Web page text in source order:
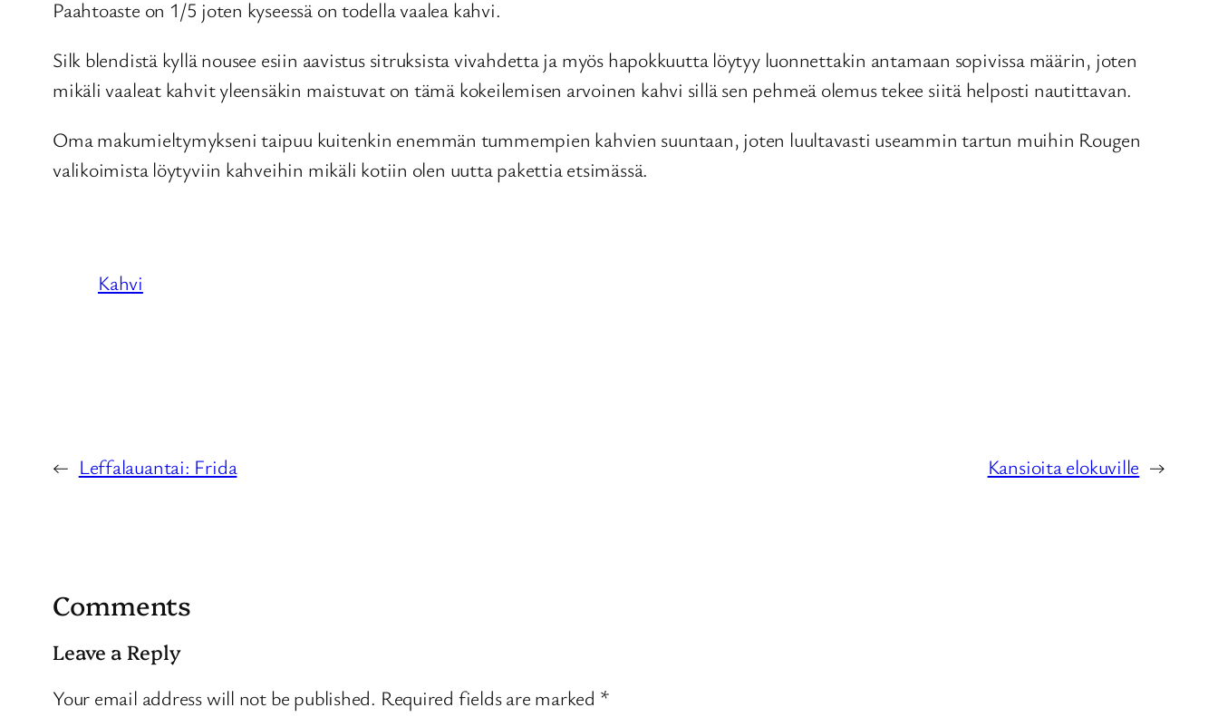
Paahtoaste on 1/5 joten kyseessä on todella vaalea kahvi.
Silk blendistä kyllä nousee esiin aavistus sitruksista vivahdetta ja myös hapokkuutta löytyy luonnettakin antamaan sopivissa määrin, joten
mikäli vaaleat kahvit yleensäkin maistuvat on tämä kokeilemisen arvoinen kahvi sillä sen pehmeä olemus tekee siitä helposti nautittavan.
Oma makumieltymykseni taipuu kuitenkin enemmän tummempien kahvien suuntaan, joten luultavasti useammin tartun muihin Rougen
valikoimista löytyviin kahveihin mikäli kotiin olen uutta pakettia etsimässä.
Kahvi
← Leffalauantai: Frida Kansioita elokuville →
Comments
Leave a Reply
Your email address will not be published. Required fields are marked *